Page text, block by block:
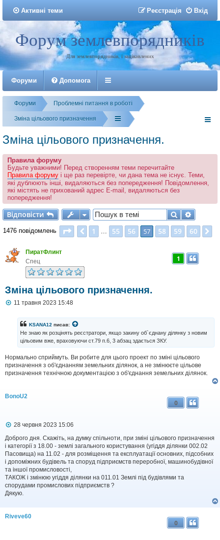
Активні теми Вхід
Реєстрація
Реєстрація
Форум землевпорядників
Для землевпорядників, і зацікавлених
Форуми Допомога
Форуми Проблемні питання в роботі
Зміна цільового призначення
Зміна цільового призначення.
Правила форуму
Будьте уважними! Перед створенням теми перечитайте
Правила форуму і ще раз перевірте, чи дана тема не існує. Теми,
які дублюють інші, видаляються без попередження! Повідомлення,
які містять не прихований адрес E-mail, видаляються без
попередження!
Відповісти
Відповісти Пошук
1476 повідомлень Сторінка з
Поперед.
1 … 55 56 57 58 59 60
ПиратФлинт
Спец
Зміна цільового призначення.
1
П
е
н
н
11 травня 2023 15:48
KSANA12 писав:
Не знаю як розцінять реєстратори, якщо закину об`єднану ділянку з новим
цільовим вже, враховуючи ст.79 п.6, 3 абзац здається ЗКУ.
Нормально сприймуть. Ви робите для цього проект по зміні цільового
призначення з об'єднанням земельних ділянок, а не змінюєте цільове
призначення технічною документацією з об'єднання земельних ділянок.
BonoU2
0
П
в
і
д
м
л
е
н
н
28 червня 2023 15:06
Доброго дня. Скажіть, на думку спільноти, при зміні цільового призначення
і категорії з 18.00 - землі загального користування (угіддя ділянки 002.02
Пасовища) на 11.02 - для розміщення та експлуатації основних, підсобних
і допоміжних будівель та споруд підприємств переробної, машинобудівної
та іншої промисловості,
ТАКОЖ і змінюю угіддя ділянки на 011.01 Землі під будівлями та
спорудами промислових підприємств ?
Дякую.
Riveve60
0